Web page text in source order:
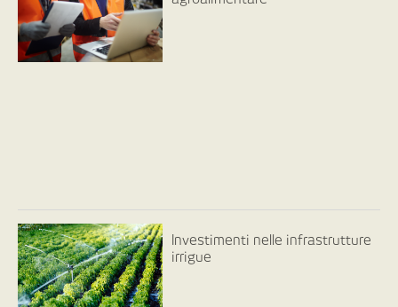
Investimenti nelle infrastrutture
irrigue